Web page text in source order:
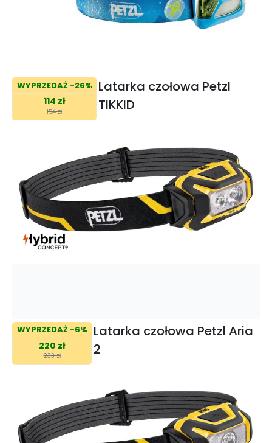
WYPRZEDAŻ -26%
114 zł
154 zł
Latarka czołowa Petzl
TIKKID
WYPRZEDAŻ -6%
220 zł
233 zł
Latarka czołowa Petzl Aria
2